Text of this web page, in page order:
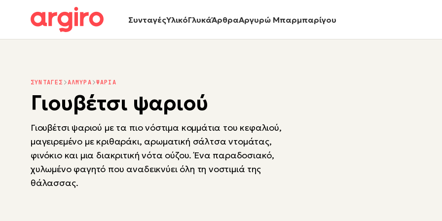
ΣυνταγέςΥλικόΓλυκάΆρθραΑργυρώ Μπαρμπαρίγου
ΣΥΝΤΑΓΕΣ ΑΛΜΥΡΑ ΨΑΡΙΑ
Γιουβέτσι ψαριού
Γιουβέτσι ψαριού με τα πιο νόστιμα κομμάτια του κεφαλιού,
μαγειρεμένο με κριθαράκι, αρωματική σάλτσα ντομάτας,
φινόκιο και μια διακριτική νότα ούζου. Ένα παραδοσιακό,
χυλωμένο φαγητό που αναδεικνύει όλη τη νοστιμιά της
θάλασσας.